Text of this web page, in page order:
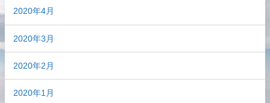
2020年4月
2020年3月
2020年2月
2020年1月